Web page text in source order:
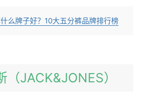
么牌子好？10大五分裤品牌排行榜
（JACK&JONES）